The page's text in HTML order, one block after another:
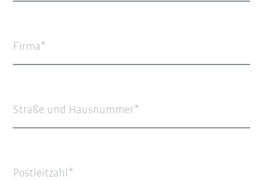
Firma
Straße und Hausnummer
Postleitzahl